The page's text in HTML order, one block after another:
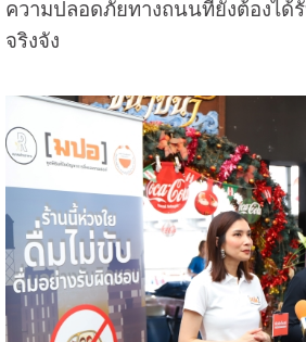
ความปลอดภัยทางถนนที่ยังต้องได้
จริงจัง